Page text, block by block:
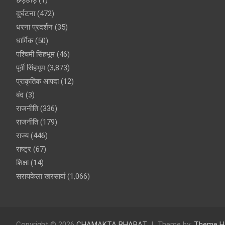
दुर्घटना(472)
धरना प्रदर्शन (35)
धार्मिक(50)
पश्चिमी सिंहभूम (46)
पूर्वी सिंहभूम (3,873)
प्राकृतिक आपदा(12)
बंद (3)
राजनीति(336)
राजनीति(179)
राज्य(446)
राष्ट्र (67)
शिक्षा(14)
सरायकेला खरसावां(1,066)